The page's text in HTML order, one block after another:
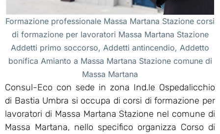
Formazione professionale Massa Martana Stazione corsi
di formazione per lavoratori Massa Martana Stazione
Addetti primo soccorso, Addetti antincendio, Addetto
bonifica Amianto a Massa Martana Stazione comune di
Massa Martana
Consul-Eco con sede in zona Ind.le Ospedalicchio
di Bastia Umbra si occupa di corsi di formazione per
lavoratori di Massa Martana Stazione nel comune di
Massa Martana, nello specifico organizza Corso di